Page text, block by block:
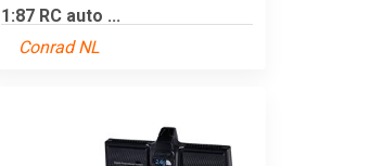
1:87 RC auto ...
Conrad NL